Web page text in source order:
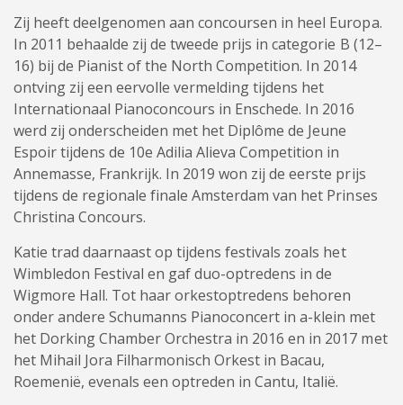
Zij heeft deelgenomen aan concoursen in heel Europa.
In 2011 behaalde zij de tweede prijs in categorie B (12–
16) bij de Pianist of the North Competition. In 2014
ontving zij een eervolle vermelding tijdens het
Internationaal Pianoconcours in Enschede. In 2016
werd zij onderscheiden met het Diplôme de Jeune
Espoir tijdens de 10e Adilia Alieva Competition in
Annemasse, Frankrijk. In 2019 won zij de eerste prijs
tijdens de regionale finale Amsterdam van het Prinses
Christina Concours.
Katie trad daarnaast op tijdens festivals zoals het
Wimbledon Festival en gaf duo-optredens in de
Wigmore Hall. Tot haar orkestoptredens behoren
onder andere Schumanns Pianoconcert in a-klein met
het Dorking Chamber Orchestra in 2016 en in 2017 met
het Mihail Jora Filharmonisch Orkest in Bacau,
Roemenië, evenals een optreden in Cantu, Italië.